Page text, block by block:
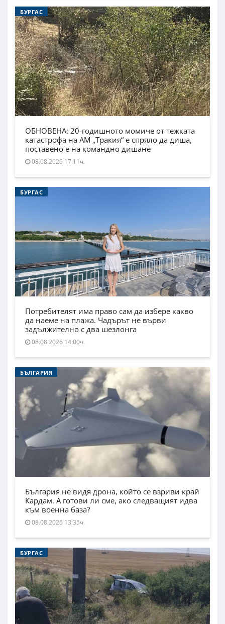
БУРГАС
ОБНОВЕНА: 20-годишното момиче от тежката
катастрофа на АМ „Тракия“ е спряло да диша,
поставено е на командно дишане
08.08.2026 17:11ч.
БУРГАС
Потребителят има право сам да избере какво
да наеме на плажа. Чадърът не върви
задължително с два шезлонга
08.08.2026 14:00ч.
БЪЛГАРИЯ
България не видя дрона, който се взриви край
Кардам. А готови ли сме, ако следващият идва
към военна база?
08.08.2026 13:35ч.
БУРГАС